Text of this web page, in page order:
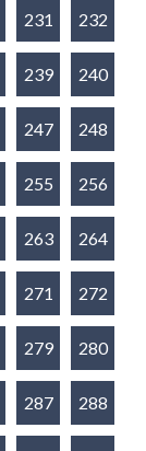
231 232
239 240
247 248
255 256
263 264
271 272
279 280
287 288